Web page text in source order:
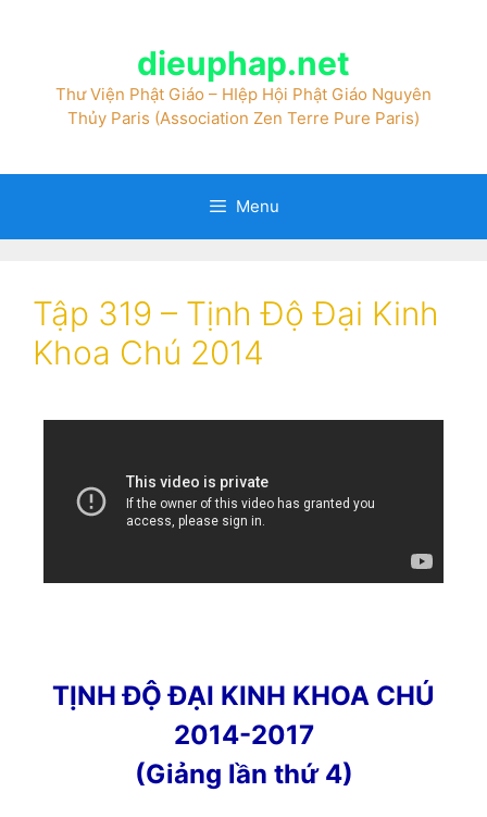
dieuphap.net
Thư Viện Phật Giáo – HIệp Hội Phật Giáo Nguyên
Thủy Paris (Association Zen Terre Pure Paris)
Menu
Tập 319 – Tịnh Độ Đại Kinh
Khoa Chú 2014
TỊNH ĐỘ ĐẠI KINH KHOA CHÚ
2014-2017
(Giảng lần thứ 4)